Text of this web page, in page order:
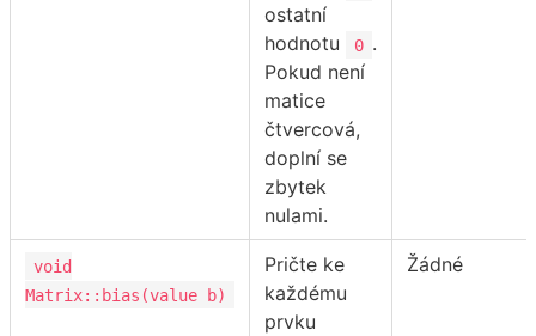
ostatní
hodnotu
0 .
Pokud není
matice
čtvercová,
doplní se
zbytek
nulami.
void
Matrix::bias(value b)
Pričte ke
každému
prvku
Žádné